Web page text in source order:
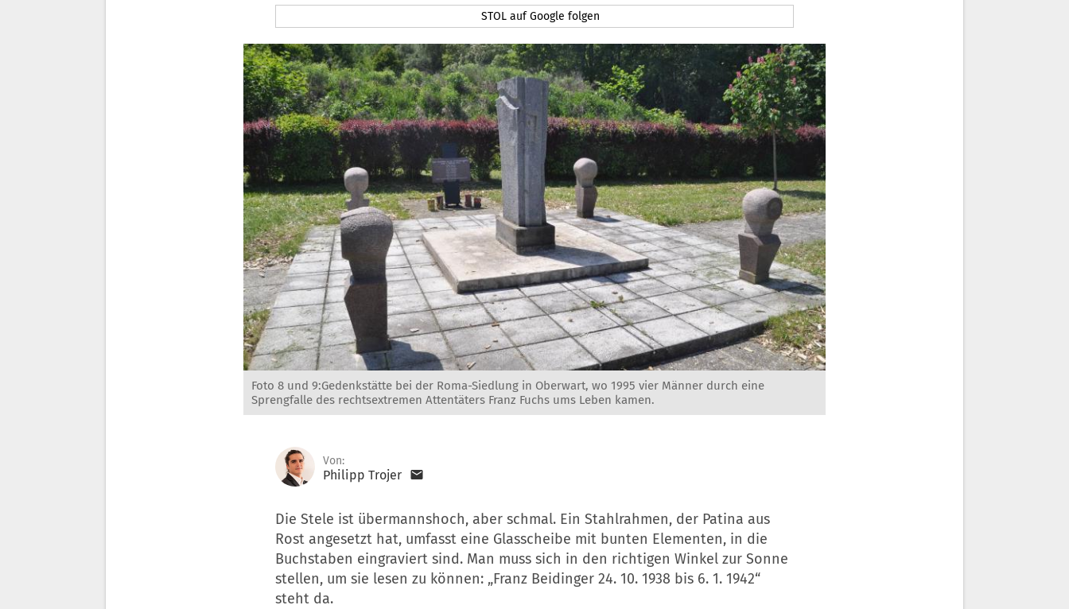
STOL auf Google folgen
Foto 8 und 9:Gedenkstätte bei der Roma-Siedlung in Oberwart, wo 1995 vier Männer durch eine
Sprengfalle des rechtsextremen Attentäters Franz Fuchs ums Leben kamen.
Von:
Philipp Trojer
Die Stele ist übermannshoch, aber schmal. Ein Stahlrahmen, der Patina aus
Rost angesetzt hat, umfasst eine Glasscheibe mit bunten Elementen, in die
Buchstaben eingraviert sind. Man muss sich in den richtigen Winkel zur Sonne
stellen, um sie lesen zu können: „Franz Beidinger 24. 10. 1938 bis 6. 1. 1942“
steht da.